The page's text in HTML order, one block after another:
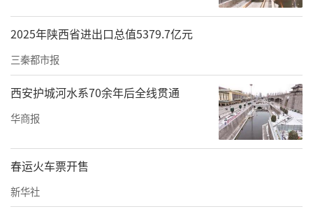
地方，报名费已经5000多元了。”
9所驾校联合体负责人之一回应多个焦点问题
3月11日，华商报大风新闻记者见到了飞翔驾校
问题一：3家驾校，是否承包其余6所驾校统一
经营？
2025年陕西省进出口总值5379.7亿元
三秦都市报
西安护城河水系70余年后全线贯通
华商报
春运火车票开售
新华社